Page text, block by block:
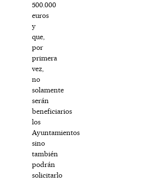
500.000
euros
y
que,
por
primera
vez,
no
solamente
serán
beneficiarios
los
Ayuntamientos
sino
también
podrán
solicitarlo